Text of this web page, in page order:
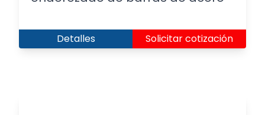
Detalles Solicitar cotización